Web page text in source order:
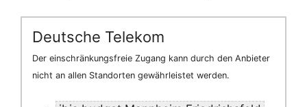
Deutsche Telekom
Der einschränkungsfreie Zugang kann durch den Anbieter
nicht an allen Standorten gewährleistet werden.